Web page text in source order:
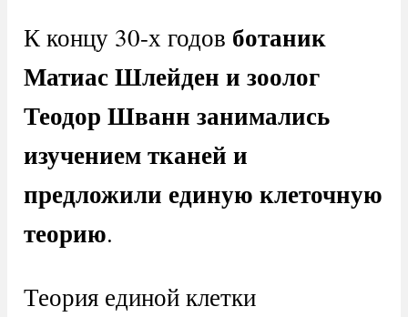
К концу 30-х годов ботаник
Матиас Шлейден и зоолог
Теодор Шванн занимались
изучением тканей и
предложили единую клеточную
теорию.
Теория единой клетки